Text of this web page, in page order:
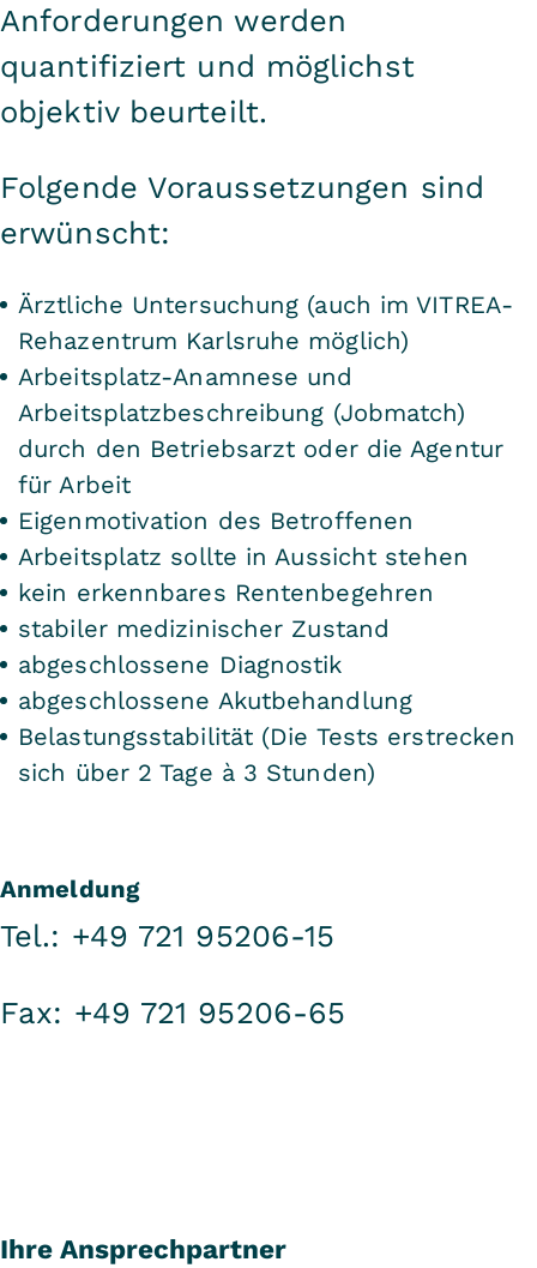
Anforderungen werden
quantifiziert und möglichst
objektiv beurteilt.
Folgende Voraussetzungen sind
erwünscht:
Ärztliche Untersuchung (auch im VITREA-
Rehazentrum Karlsruhe möglich)
Arbeitsplatz-Anamnese und
Arbeitsplatzbeschreibung (Jobmatch)
durch den Betriebsarzt oder die Agentur
für Arbeit
Eigenmotivation des Betroffenen
Arbeitsplatz sollte in Aussicht stehen
kein erkennbares Rentenbegehren
stabiler medizinischer Zustand
abgeschlossene Diagnostik
abgeschlossene Akutbehandlung
Belastungsstabilität (Die Tests erstrecken
sich über 2 Tage à 3 Stunden)
Anmeldung
Tel.: +49 721 95206-15
Fax: +49 721 95206-65
Ihre Ansprechpartner